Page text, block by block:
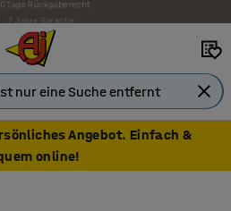
7 Jahre Garantie
Angebot. Einfach &
online!